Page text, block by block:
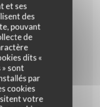
et ses
des
pouvant
de
dits «
» sont
par
cookies
votre
EUR